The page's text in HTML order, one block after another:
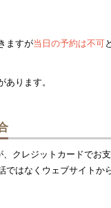
ますが当日の予約は不可と
ります。
クレジットカードでお
ではなくウェブサイトか